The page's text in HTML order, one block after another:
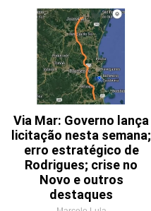
Via Mar: Governo lança
licitação nesta semana;
erro estratégico de
Rodrigues; crise no
Novo e outros
destaques